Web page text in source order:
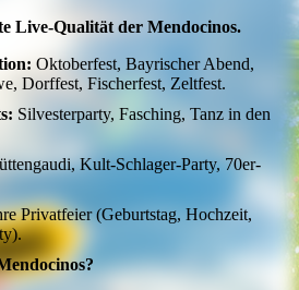
Live-Qualität der Mendocinos.
Oktoberfest, Bayrischer Abend,
Dorffest, Fischerfest, Zeltfest.
Silvesterparty, Fasching, Tanz in den
Kult-Schlager-Party, 70er-
Privatfeier (Geburtstag, Hochzeit,